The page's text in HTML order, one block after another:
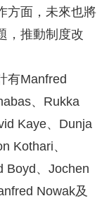
方面，未來也將
，推動制度改
有Manfred
、Rukka
Kaye、Dunja
Kothari、
Boyd、Jochen
Nowak及